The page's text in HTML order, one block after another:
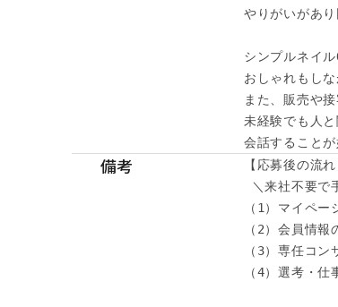
やりがいがあ
シンプルネイル
おしゃれもし
また、販売や
未経験でも人と
会話すること
備考
【応募後の流れ
＼来社不要で
（1）マイペー
（2）会員情報
（3）専任コ
（4）選考・仕